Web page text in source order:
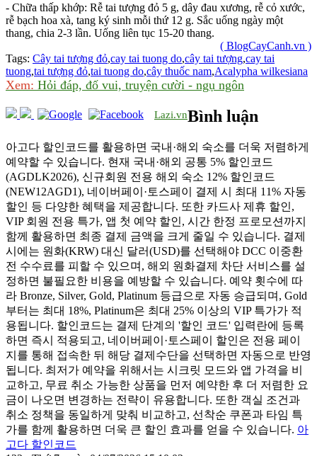
- Chữa thấp khớp: Rễ tai tượng đỏ 5 g, dây đau xương, rễ cỏ xước,
rễ bạch hoa xà, tang ký sinh mỗi thứ 12 g. Sắc uống ngày một
thang, chia 2-3 lần. Uống liên tục 15-20 thang.
( BlogCayCanh.vn )
Tags: Cây tai tượng đỏ,cay tai tuong do,cây tai tượng,cay tai
tuong,tai tượng đỏ,tai tuong do,cây thuốc nam,Acalypha wilkesiana
Xem: Hỏi đáp, đố vui, truyện cười - ngụ ngôn
Lazi.vnBình luận
아고다 할인코드 를 활용하면 국내·해외 숙소를 더욱 저렴하게
예약할 수 있습니다. 현재 국내·해외 공통 5% 할인코드
(AGDLK2026), 신규회원 전용 해외 숙소 12% 할인코드
(NEW12AGD1), 네이버페이·토스페이 결제 시 최대 11% 자동
할인 등 다양한 혜택을 제공합니다. 또한 카드사 제휴 할인,
VIP 회원 전용 특가, 앱 첫 예약 할인, 시간 한정 프로모션까지
함께 활용하면 최종 결제 금액을 크게 줄일 수 있습니다. 결제
시에는 원화(KRW) 대신 달러(USD)를 선택해야 DCC 이중환
전 수수료를 피할 수 있으며, 해외 원화결제 차단 서비스를 설
정하면 불필요한 비용을 예방할 수 있습니다. 예약 횟수에 따
라 Bronze, Silver, Gold, Platinum 등급으로 자동 승급되며, Gold
부터는 최대 18%, Platinum은 최대 25% 이상의 VIP 특가가 적
용됩니다. 할인코드는 결제 단계의 '할인 코드' 입력란에 등록
하면 즉시 적용되고, 네이버페이·토스페이 할인은 전용 페이
지를 통해 접속한 뒤 해당 결제수단을 선택하면 자동으로 반영
됩니다. 최저가 예약을 위해서는 시크릿 모드와 앱 가격을 비
교하고, 무료 취소 가능한 상품을 먼저 예약한 후 더 저렴한 요
금이 나오면 변경하는 전략이 유용합니다. 또한 객실 조건과
취소 정책을 동일하게 맞춰 비교하고, 선착순 쿠폰과 타임 특
가를 함께 활용하면 더욱 큰 할인 효과를 얻을 수 있습니다. 아
고다 할인코드